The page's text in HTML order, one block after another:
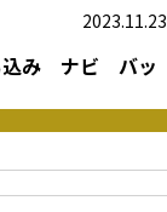
2023.11.23
込み ナビ バッ